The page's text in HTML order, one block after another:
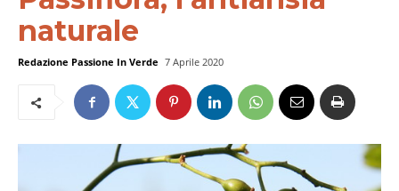
naturale
Redazione Passione In Verde 7 Aprile 2020